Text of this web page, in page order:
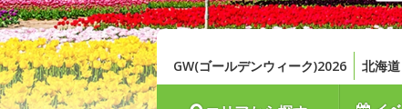
GW(ゴールデンウィーク)2026 北海道